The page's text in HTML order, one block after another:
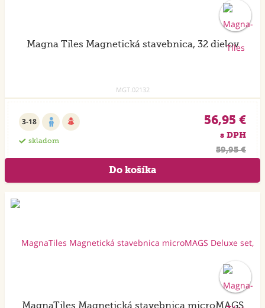
Magna Tiles Magnetická stavebnica, 32 dielov
MGT.02132
3-18
skladom
56,95 €
s DPH
59,95 €
MagnaTiles Magnetická stavebnica microMAGS